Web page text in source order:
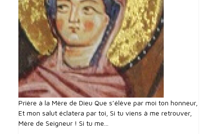
Prière à la Mère de Dieu Que s’élève par moi ton honneur,
Et mon salut éclatera par toi, Si tu viens à me retrouver,
Mère de Seigneur ! Si tu me...